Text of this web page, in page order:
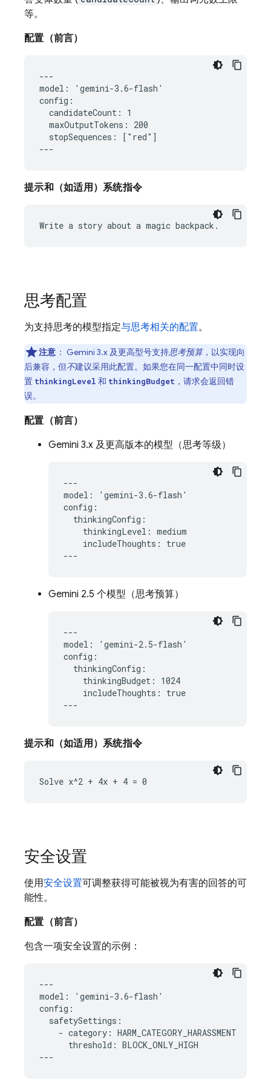
等。
配置（前言）
---
model: 'gemini-3.6-flash'
config:
  candidateCount: 1
  maxOutputTokens: 200
  stopSequences: ["red"]
提示和（如适用）系统指令
思考配置
为支持思考的模型指定与思考相关的配置。
注意 ： Gemini 3.x及更高型号支持思考预算，以实现向
后兼容，但不建议采用此配置。如果您在同一配置中同时设
置 thinkingLevel 和 thinkingBudget ，请求会返回错
误。
配置（前言）
Gemini 3.x 及更高版本的模型（思考等级）
---
model: 'gemini-3.6-flash'
config:
  thinkingConfig:
    thinkingLevel: medium
    includeThoughts: true
Gemini 2.5 个模型（思考预算）
---
model: 'gemini-2.5-flash'
config:
  thinkingConfig:
    thinkingBudget: 1024
    includeThoughts: true
提示和（如适用）系统指令
安全设置
使用安全设置可调整获得可能被视为有害的回答的可
能性。
配置（前言）
包含一项安全设置的示例：
---
model: 'gemini-3.6-flash'
config:
  safetySettings:
    - category: HARM_CATEGORY_HARASSMENT
      threshold: BLOCK_ONLY_HIGH